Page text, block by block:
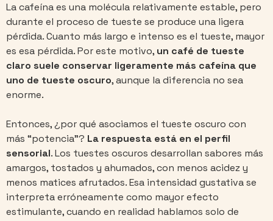
La cafeína es una molécula relativamente estable, pero
durante el proceso de tueste se produce una ligera
pérdida. Cuanto más largo e intenso es el tueste, mayor
es esa pérdida. Por este motivo, un café de tueste
claro suele conservar ligeramente más cafeína que
uno de tueste oscuro, aunque la diferencia no sea
enorme.
Entonces, ¿por qué asociamos el tueste oscuro con
más “potencia”? La respuesta está en el perfil
sensorial. Los tuestes oscuros desarrollan sabores más
amargos, tostados y ahumados, con menos acidez y
menos matices afrutados. Esa intensidad gustativa se
interpreta erróneamente como mayor efecto
estimulante, cuando en realidad hablamos solo de